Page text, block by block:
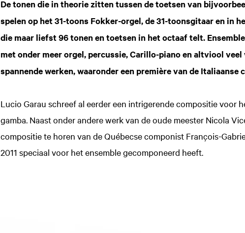
De tonen die in theorie zitten tussen de toetsen van
spelen op het 31-toons Fokker-orgel, de 31-toonsgitaar en in
die maar liefst 96 tonen en toetsen in het octaaf telt.
met onder meer orgel, percussie, Carillo-piano en altviool
spannende werken, waaronder een première van de Italiaanse
Lucio Garau schreef al eerder een intrigerende compositie voor
gamba. Naast onder andere werk van de oude meester Nicola
compositie te horen van de Québecse componist François-
2011 speciaal voor het ensemble gecomponeerd heeft.